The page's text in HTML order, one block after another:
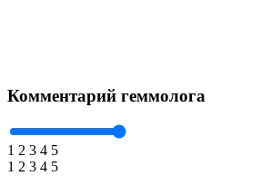
Комментарий геммолога
1 2 3 4 5
1 2 3 4 5